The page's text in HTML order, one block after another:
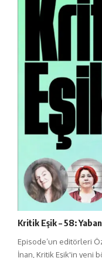
Kritik Eşik – 58:
Episode’un editörleri
İnan, Kritik Eşik'in yeni